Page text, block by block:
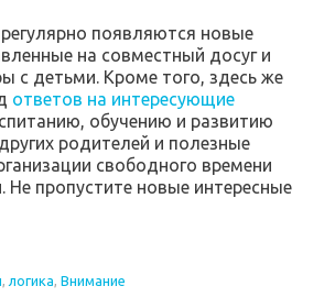
регулярно появляются новые
на совместный досуг и
с детьми. Кроме того, здесь же
ответов на интересующие
обучению и развитию
родителей и полезные
свободного времени
Не пропустите новые интересные
логика Внимание